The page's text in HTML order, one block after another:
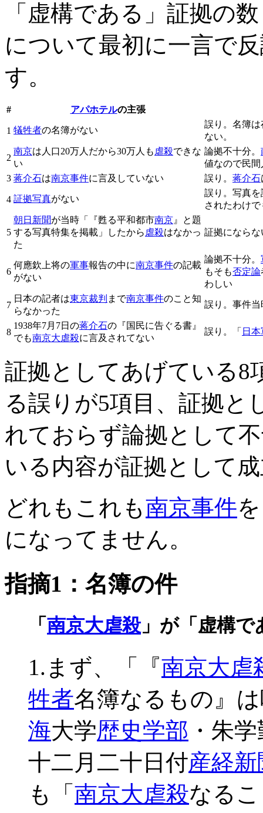
「虚構である」証拠の
について最初に一言で
す。
# アパホテルの主張
1 犠牲者の名簿がない
誤り。名簿
ない。
2
南京は人口20万人だから30万人も 虐殺できな
い
論拠不十分。
値なので民
3 蒋介石は南京事件に言及していない 誤り。 蒋介石
4 証拠写真がない
誤り。写真
されたわけ
5
朝日新聞が当時「『甦る平和都市南京』と題
する写真特集を掲載」したから 虐殺はなかっ
た
証拠になら
6
何應欽上将の軍事報告の中に南京事件の記載
がない
論拠不十分。
もそも否定論
わしい
7
日本の記者は東京裁判 まで南京事件のこと知
らなかった
誤り。事件
8
1938年7月7日の蒋介石の『国民に告ぐる書』
でも南京大虐殺に言及されてない
誤り。「 日本
証拠としてあげている8
る誤りが5項目、証拠と
れておらず論拠として
いる内容が証拠として
どれもこれも南京事件
になってません。
指摘1：名簿の件
「 南京大虐殺 」が「虚構
1.まず、「『南京大虐
牲者名簿なるもの』
海大学歴史学部 ・朱
十二月二十日付産経新
も「 南京大虐殺なる